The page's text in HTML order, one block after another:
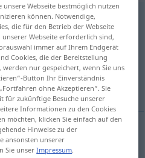
anklicken/antippen)
Webseite bestmöglich nutzen
können. Notwendige,
die für den Betrieb der Webseite
Webseite erforderlich sind,
immer auf Ihrem Endgerät
Cookies, die der Bereitstellung
nur gespeichert, wenn Sie uns
Button Ihr Einverständnis
ohne Akzeptieren“. Sie
für zukünftige Besuche unserer
Informationen zu den Cookies
möchten, klicken Sie einfach auf den
Hinweise zu der
ansonsten unserer
Sie unserImpressum.